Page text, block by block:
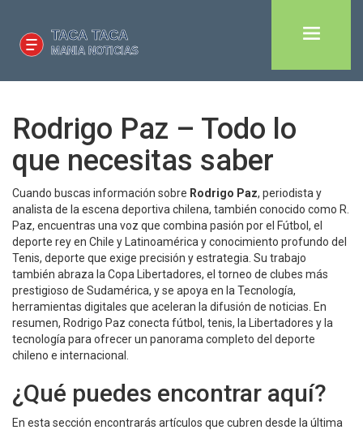
Rodrigo Paz – Todo lo
que necesitas saber
Cuando buscas información sobre Rodrigo Paz, periodista y
analista de la escena deportiva chilena, también conocido como R.
Paz, encuentras una voz que combina pasión por el Fútbol , el
deporte rey en Chile y Latinoamérica y conocimiento profundo del
Tenis, deporte que exige precisión y estrategia . Su trabajo
también abraza la Copa Libertadores, el torneo de clubes más
prestigioso de Sudamérica, y se apoya en la Tecnología,
herramientas digitales que aceleran la difusión de noticias . En
resumen, Rodrigo Paz conecta fútbol, tenis, la Libertadores y la
tecnología para ofrecer un panorama completo del deporte
chileno e internacional.
¿Qué puedes encontrar aquí?
En esta sección encontrarás artículos que cubren desde la última